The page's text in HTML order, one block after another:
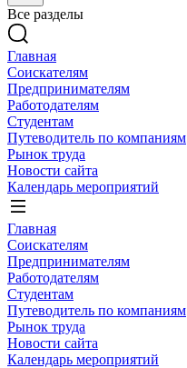
Все разделы
Главная
Соискателям
Предпринимателям
Работодателям
Студентам
Путеводитель по компаниям
Рынок труда
Новости сайта
Календарь мероприятий
Главная
Соискателям
Предпринимателям
Работодателям
Студентам
Путеводитель по компаниям
Рынок труда
Новости сайта
Календарь мероприятий